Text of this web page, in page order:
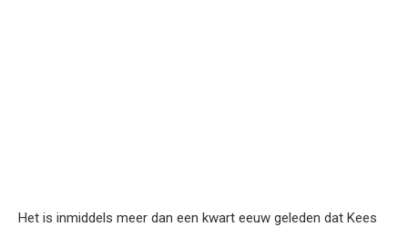
Het is inmiddels meer dan een kwart eeuw geleden dat Kees